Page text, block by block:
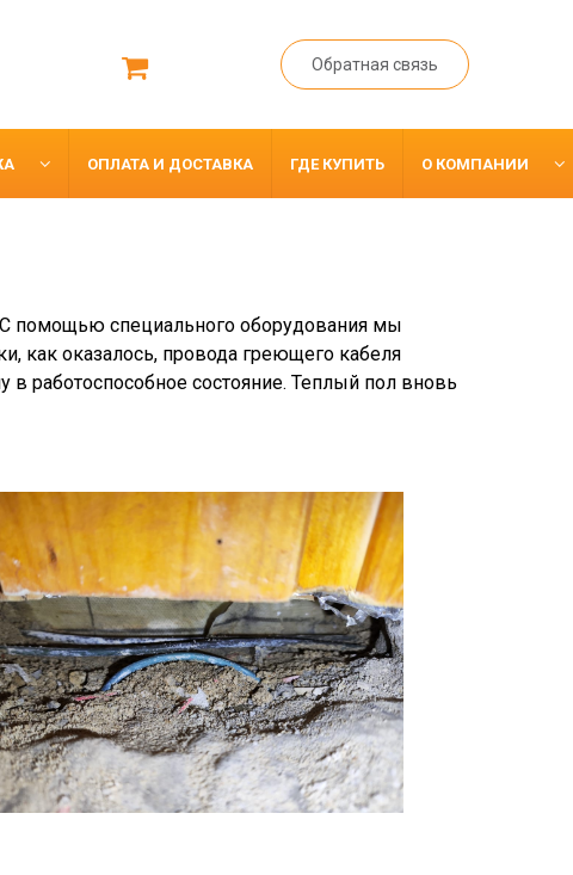
Обратная связь
ОПЛАТА И ДОСТАВКА ГДЕ КУПИТЬ О КОМПАНИИ
С помощью специального оборудования мы
как оказалось, провода греющего кабеля
в работоспособное состояние. Теплый пол вновь